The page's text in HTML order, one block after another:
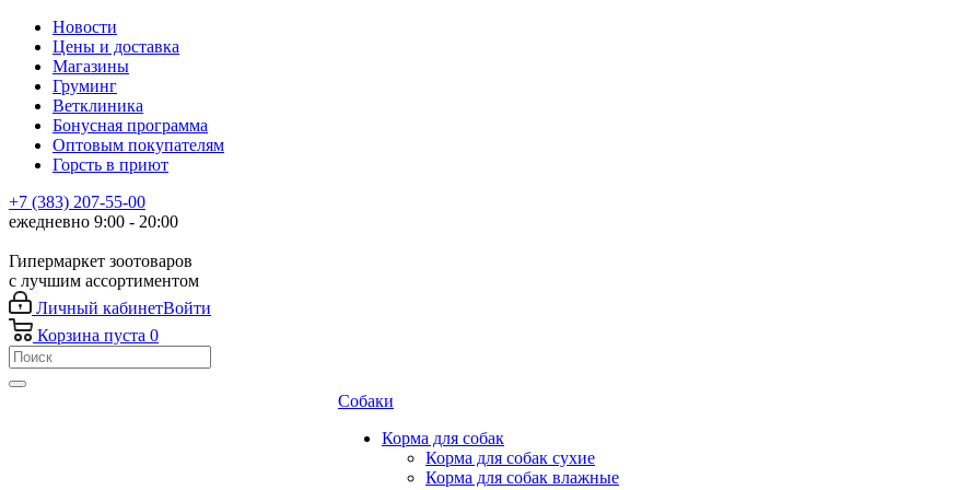
Новости
Цены и доставка
Магазины
Груминг
Ветклиника
Бонусная программа
Оптовым покупателям
Горсть в приют
+7 (383) 207-55-00
ежедневно 9:00 - 20:00
Гипермаркет зоотоваров
с лучшим ассортиментом
Личный кабинетВойти
Корзина пуста 0
Собаки
Корма для собак
Корма для собак сухие
Корма для собак влажные